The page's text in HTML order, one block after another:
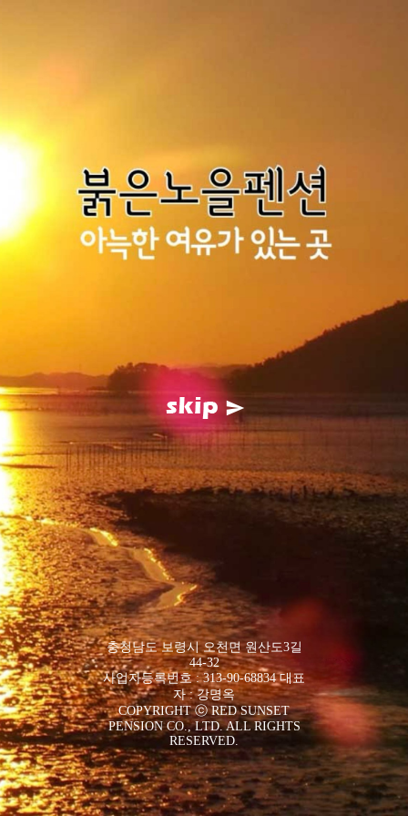
충청남도 보령시 오천면 원산도3길
44-32
사업자등록번호 : 313-90-68834 대표
자 : 강명옥
COPYRIGHT ⓒ RED SUNSET
PENSION CO., LTD. ALL RIGHTS
RESERVED.